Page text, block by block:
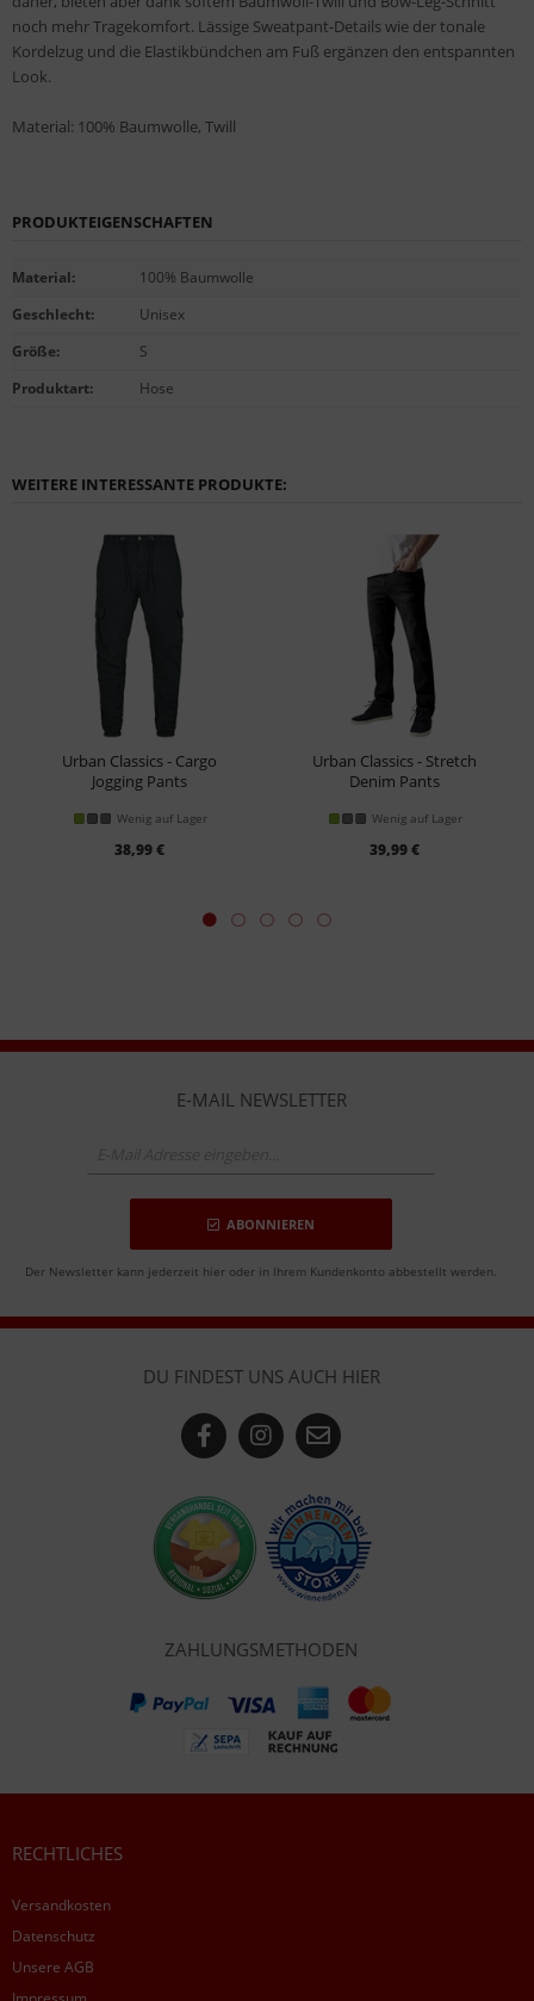
noch mehr Tragekomfort. Lässige Sweatpant-Details wie der tonale
Kordelzug und die Elastikbündchen am Fuß ergänzen den entspannten
Look.
Material: 100% Baumwolle, Twill
PRODUKTEIGENSCHAFTEN
Material:
100% Baumwolle
Geschlecht:
Unisex
Größe:
S
Produktart: Hose
WEITERE INTERESSANTE PRODUKTE:
Urban Classics - Cargo
Jogging Pants
Wenig auf Lager
38,99 €
Urban Classics - Stretch
Denim Pants
Wenig auf Lager
39,99 €
E-MAIL NEWSLETTER
ABONNIEREN
Der Newsletter kann jederzeit hier oder in Ihrem Kundenkonto abbestellt werden.
DU FINDEST UNS AUCH HIER
ZAHLUNGSMETHODEN
RECHTLICHES
Versandkosten
Datenschutz
Unsere AGB